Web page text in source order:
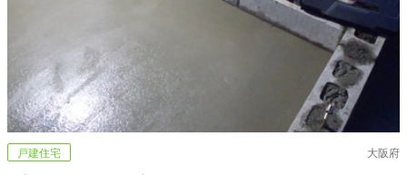
戸建住宅 大阪府